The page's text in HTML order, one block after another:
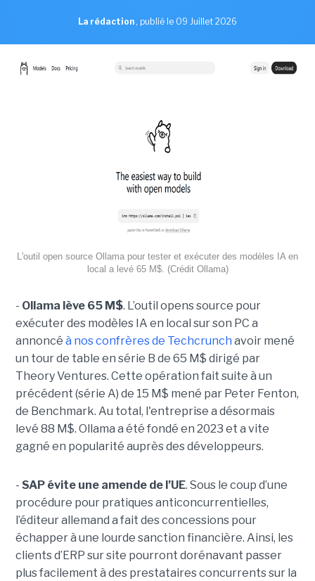
La rédaction , publié le 09 Juillet 2026
L'outil open source Ollama pour tester et exécuter des modèles IA en
local a levé 65 M$. (Crédit Ollama)
- Ollama lève 65 M$. L’outil opens source pour
exécuter des modèles IA en local sur son PC a
annoncé à nos confrères de Techcrunch avoir mené
un tour de table en série B de 65 M$ dirigé par
Theory Ventures. Cette opération fait suite à un
précédent (série A) de 15 M$ mené par Peter Fenton,
de Benchmark. Au total, l'entreprise a désormais
levé 88 M$. Ollama a été fondé en 2023 et a vite
gagné en popularité auprès des développeurs.
- SAP évite une amende de l’UE. Sous le coup d’une
procédure pour pratiques anticoncurrentielles,
l’éditeur allemand a fait des concessions pour
échapper à une lourde sanction financière. Ainsi, les
clients d’ERP sur site pourront dorénavant passer
plus facilement à des prestataires concurrents sur la